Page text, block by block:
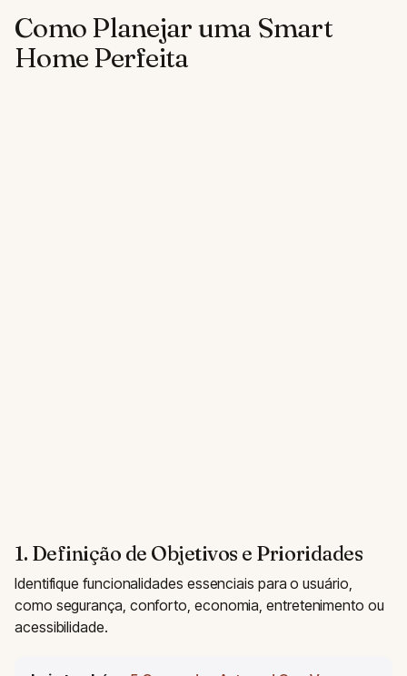
Como Planejar uma Smart
Home Perfeita
1. Definição de Objetivos e Prioridades
Identifique funcionalidades essenciais para o usuário,
como segurança, conforto, economia, entretenimento ou
acessibilidade.